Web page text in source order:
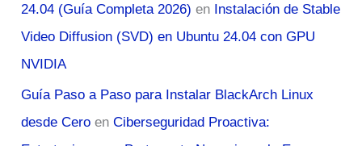
24.04 (Guía Completa 2026) en Instalación de Stable
Video Diffusion (SVD) en Ubuntu 24.04 con GPU
NVIDIA
Guía Paso a Paso para Instalar BlackArch Linux
desde Cero enCiberseguridad Proactiva: